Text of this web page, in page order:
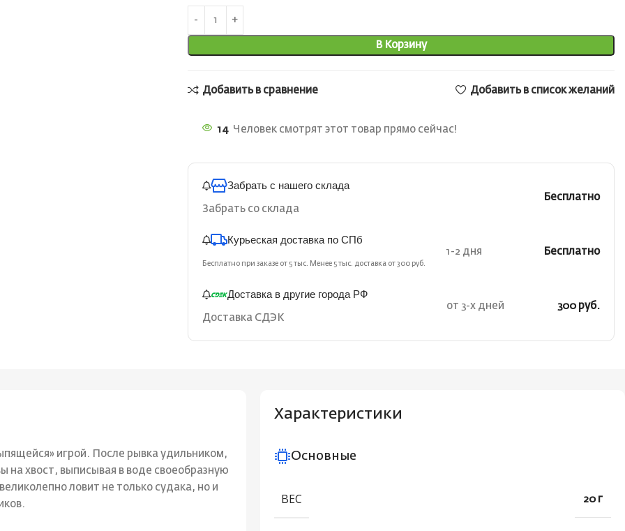
В Корзину
Добавить в сравнение Добавить в список желаний
14 Человек смотрят этот товар прямо сейчас!
Забрать с нашего склада
Забрать со склада
Бесплатно
Курьеская доставка по СПб
Бесплатно при заказе от 5 тыс. Менее 5 тыс. доставка от 300 руб.
1-2 дня Бесплатно
Доставка в другие города РФ
Доставка СДЭК
от 3-х дней 300 руб.
игрой. После рывка удильником,
на хвост, выписывая в воде своеобразную
ловит не только судака, но и
Характеристики
Основные
ВЕС 20 г